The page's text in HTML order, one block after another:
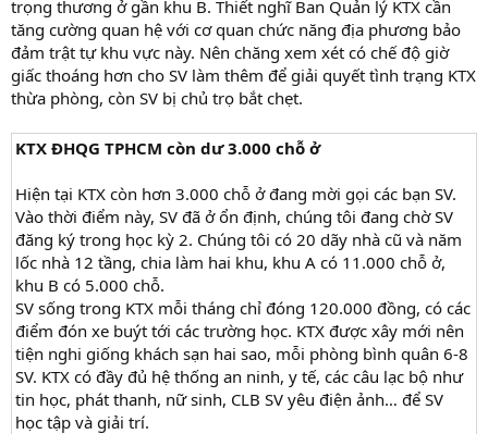
trọng thương ở gần khu B. Thiết nghĩ Ban Quản lý KTX cần
tăng cường quan hệ với cơ quan chức năng địa phương bảo
đảm trật tự khu vực này. Nên chăng xem xét có chế độ giờ
giấc thoáng hơn cho SV làm thêm để giải quyết tình trạng KTX
thừa phòng, còn SV bị chủ trọ bắt chẹt.
KTX ĐHQG TPHCM còn dư 3.000 chỗ ở
Hiện tại KTX còn hơn 3.000 chỗ ở đang mời gọi các bạn SV.
Vào thời điểm này, SV đã ở ổn định, chúng tôi đang chờ SV
đăng ký trong học kỳ 2. Chúng tôi có 20 dãy nhà cũ và năm
lốc nhà 12 tầng, chia làm hai khu, khu A có 11.000 chỗ ở,
khu B có 5.000 chỗ.
SV sống trong KTX mỗi tháng chỉ đóng 120.000 đồng, có các
điểm đón xe buýt tới các trường học. KTX được xây mới nên
tiện nghi giống khách sạn hai sao, mỗi phòng bình quân 6-8
SV. KTX có đầy đủ hệ thống an ninh, y tế, các câu lạc bộ như
tin học, phát thanh, nữ sinh, CLB SV yêu điện ảnh… để SV
học tập và giải trí.